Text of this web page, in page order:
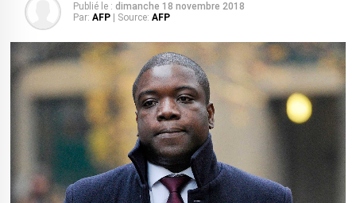
Publié le : dimanche 18 novembre 2018
Par: AFP | Source: AFP